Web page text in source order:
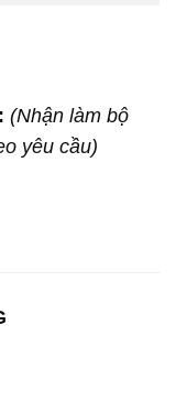
(Nhận làm bộ
yêu cầu)